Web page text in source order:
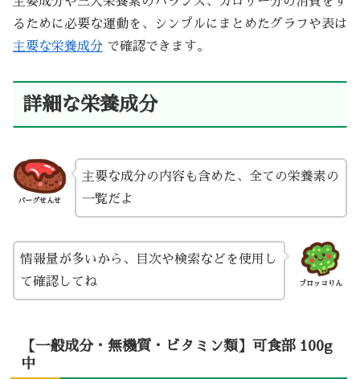
るために必要な運動を、シンプルにまとめたグラフや表は
主要な栄養成分 で確認できます。
詳細な栄養成分
バーグせんせ
主要な成分の内容も含めた、全ての栄養素の
一覧だよ
ブロッコりん
情報量が多いから、目次や検索などを使用し
て確認してね
【一般成分・無機質・ビタミン類】可食部 100g
中